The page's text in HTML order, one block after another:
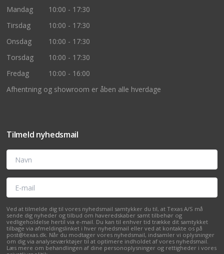
Mandag
10:00 - 17:30
Tirsdag
10:00 - 17:30
Onsdag
10:00 - 17:30
Torsdag
10:00 - 17:30
Fredag
10:00 - 16:00
Afhentning og showroom er åben alle hverdage
Tilmeld nyhedsmail
Navn
E-mail
Ved at tilmelde dig til vores nyhedsmail samtykker du til, at Texas A/S må
sende dig nyheder og tilbud om haveredskaber samt tilbehør og
vedligeholdelse hertil via e-mail. Du kan til enhver tid trække dit samtykket
tilbage via afmeldingslinket i hver nyhedsmail eller ved at kontakte os på
post@texas.dk. Når du modtager vores nyhedsmail, indsamler vi oplysninger
om dig via analyseværktøjer til at optimere indholdet af vores nyhedsmail.
Læs mere om behandlingen af dine personoplysninger og rettigheder i vores